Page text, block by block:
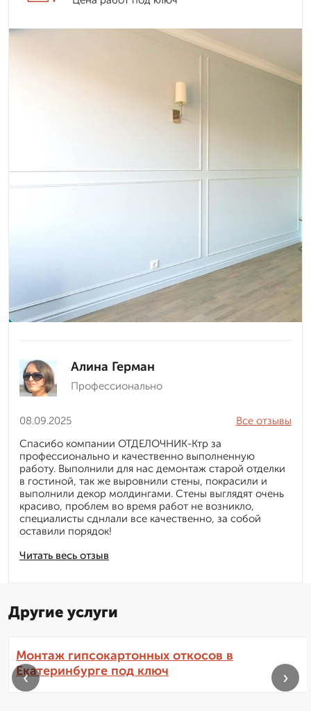
Алина Герман
Профессионально
08.09.2025
Читать весь отзыв
Все отзывы
Спасибо компании ОТДЕЛОЧНИК-Ктр за
профессионально и качественно выполненную
работу. Выполнили для нас демонтаж старой отделки
в гостиной, так же выровнили стены, покрасили и
выполнили декор молдингами. Стены выглядят очень
красиво, проблем во время работ не возникло,
специалисты сднлали все качественно, за собой
оставили порядок!
Другие услуги
Монтаж гипсокартонных откосов в
Екатеринбурге под ключ
‹ ›